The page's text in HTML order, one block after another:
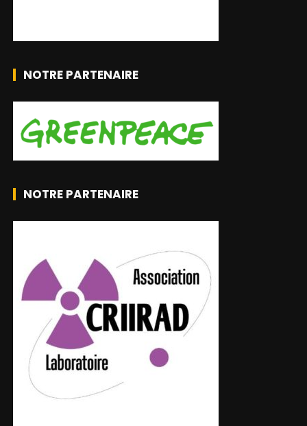
NOTRE PARTENAIRE
NOTRE PARTENAIRE